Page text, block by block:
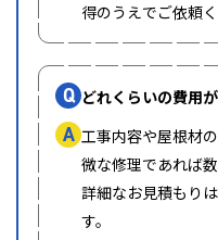
得のうえでご依頼く
Q どれくらいの費用
A 工事内容や屋根材
微な修理であれば
詳細なお見積もり
す。